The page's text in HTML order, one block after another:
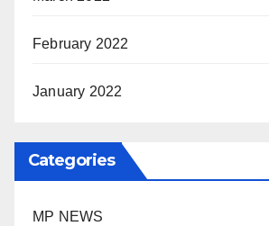
February 2022
January 2022
Categories
MP NEWS